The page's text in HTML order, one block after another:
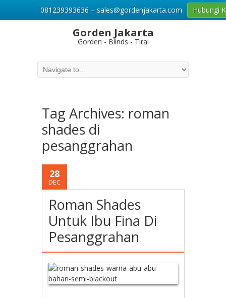
Gorden Jakarta
Gorden - Blinds - Tirai
Tag Archives: roman
shades di
pesanggrahan
28
DEC
Roman Shades
Untuk Ibu Fina Di
Pesanggrahan
081239393636 – sales@gordenjakarta.com Hubungi